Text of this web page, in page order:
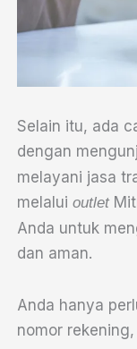
Selain itu, ada
dengan
melayani jasa
melaluioutlet
Anda untuk
dan aman.
Anda hanya
nomor